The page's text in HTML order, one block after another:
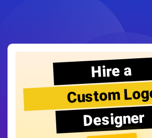
Hire a
Custom
Designer